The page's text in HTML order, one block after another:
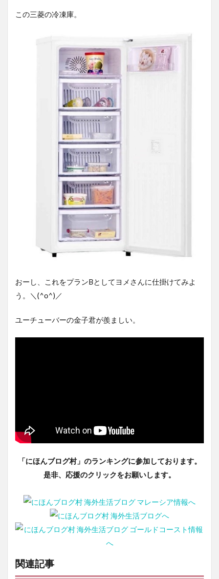
この三菱の冷凍庫。
おーし、これをプランBとしてヨメさんに仕掛けてみよ
う。＼(^o^)／
ユーチューバーの金子君が羨ましい。
「にほんブログ村」のランキングに参加しております。
是非、応援のクリックをお願いします。
関連記事